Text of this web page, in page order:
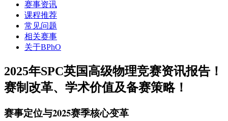
赛事资讯
课程推荐
常见问题
相关赛事
关于BPhO
2025年SPC英国高级物理竞赛资讯报告！
赛制改革、学术价值及备赛策略！
赛事定位与2025赛季核心变革